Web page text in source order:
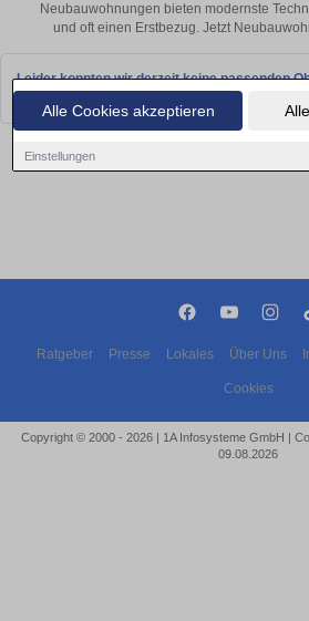
Alle Cookies akzeptieren
Einstellungen
Neubauwohnungen bieten modernste
und oft einen Erstbezug. Jetzt
Leider konnten wir derzeit keine passenden
Ratgeber Presse Lokales Über Uns
Cookies
Copyright © 2000 - 2026 | 1A Infosysteme GmbH |
09.08.2026